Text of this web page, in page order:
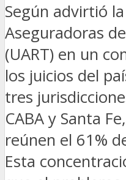
Según advirtió
Aseguradoras de
(UART) en un
los juicios del
tres
CABA y Santa
reúnen el 61%
Esta